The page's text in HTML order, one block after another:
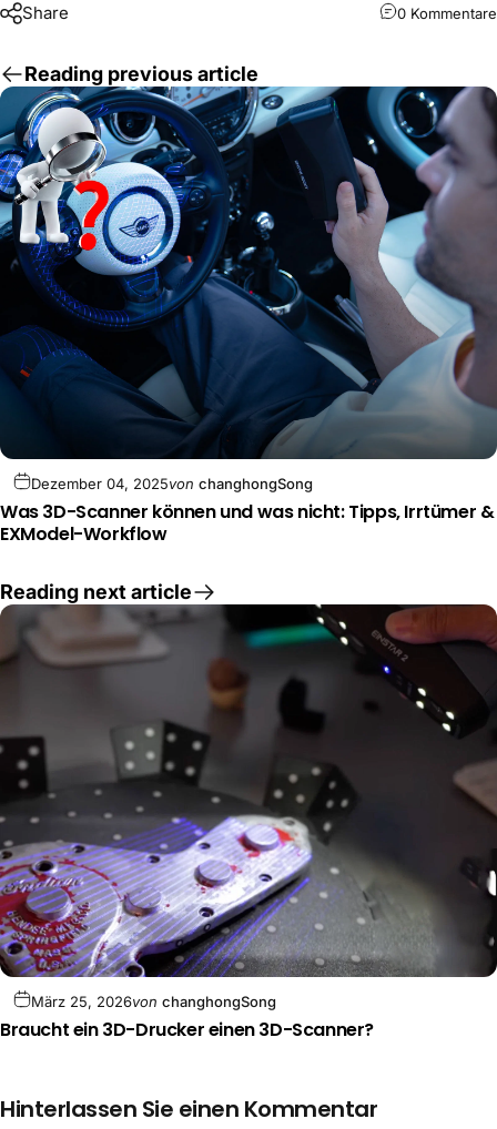
Share 0 Kommentare
Reading previous article
Dezember 04, 2025von changhongSong
Was 3D-Scanner können und was nicht: Tipps, Irrtümer &
EXModel-Workflow
Reading next article
März 25, 2026von changhongSong
Braucht ein 3D-Drucker einen 3D-Scanner?
Hinterlassen Sie einen Kommentar